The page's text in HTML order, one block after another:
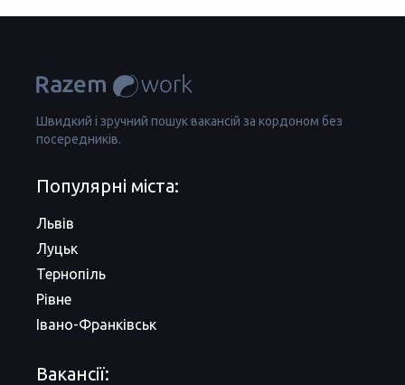
Швидкий і зручний пошук вакансій за кордоном без
посередників.
Популярні міста:
Львів
Луцьк
Тернопіль
Рівне
Івано-Франківськ
Вакансії: